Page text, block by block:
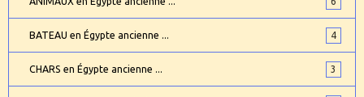
BATEAU en Égypte ancienne ... 4
CHARS en Égypte ancienne ... 3